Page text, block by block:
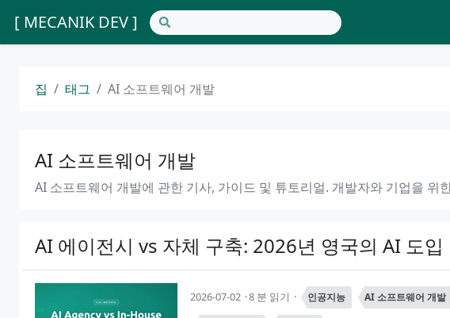
[ MECANIK DEV ]
집 태그 AI 소프트웨어 개발
AI 소프트웨어 개발
AI 소프트웨어 개발에 관한 기사, 가이드 및 튜토리얼. 개발자와 기업을 위
AI 에이전시 vs 자체 구축: 2026년 영국의 AI 도입
2026-07-02 8 분 읽기 인공지능 AI 소프트웨어 개발